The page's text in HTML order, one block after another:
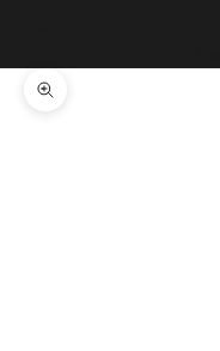
Ingrandisci immagine